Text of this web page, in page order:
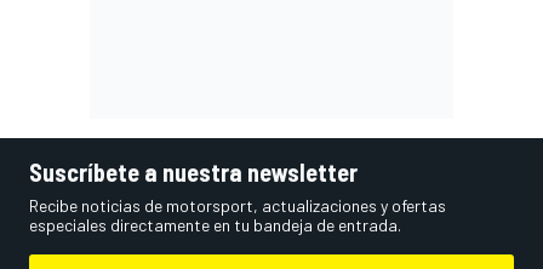
Suscríbete a nuestra newsletter
Recibe noticias de motorsport, actualizaciones y ofertas
especiales directamente en tu bandeja de entrada.